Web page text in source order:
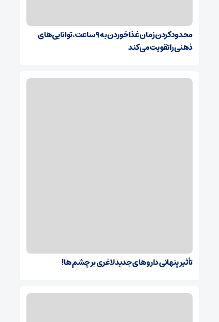
محدودکردن زمان غذاخوردن به ۹ ساعت، توانایی‌های
ذهنی را تقویت می‌کند
تأثیر پنهانی داروهای جدید لاغری بر چشم‌ها!